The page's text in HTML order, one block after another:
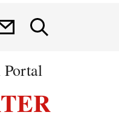
Portal